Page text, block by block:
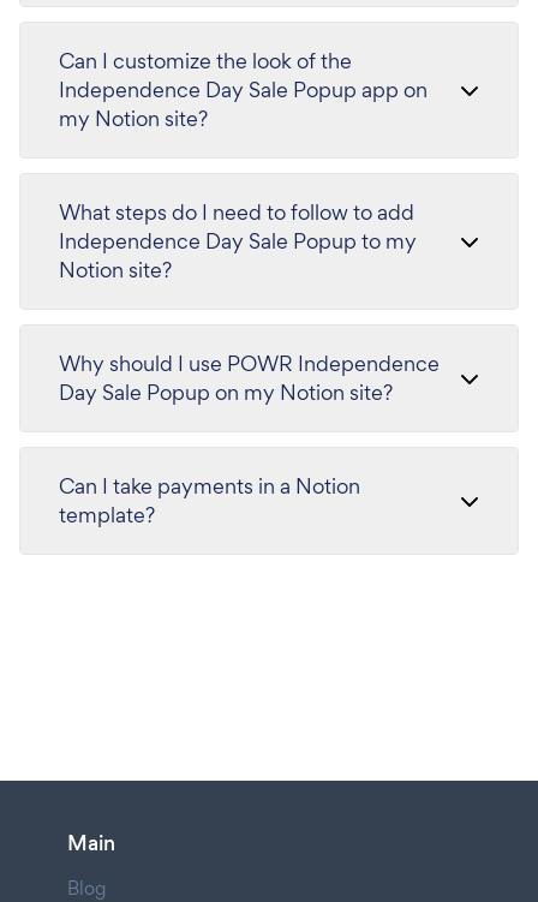
Can I customize the look of the
Independence Day Sale Popup app on
my Notion site?
What steps do I need to follow to add
Independence Day Sale Popup to my
Notion site?
Why should I use POWR Independence
Day Sale Popup on my Notion site?
Can I take payments in a Notion
template?
Main
Blog